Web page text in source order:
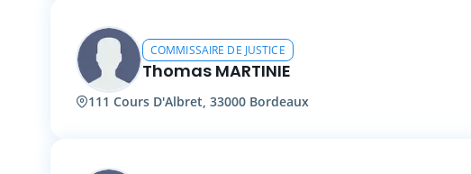
COMMISSAIRE DE JUSTICE
Thomas MARTINIE
111 Cours D'Albret, 33000 Bordeaux